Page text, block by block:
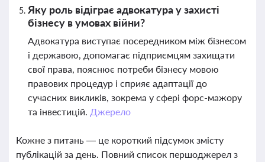
Яку роль відіграє адвокатура у захисті
бізнесу в умовах війни?
Адвокатура виступає посередником між бізнесом
і державою, допомагає підприємцям захищати
свої права, пояснює потреби бізнесу мовою
правових процедур і сприяє адаптації до
сучасних викликів, зокрема у сфері форс-мажору
та інвестицій. Джерело
Кожне з питань — це короткий підсумок змісту
публікацій за день. Повний список першоджерел з